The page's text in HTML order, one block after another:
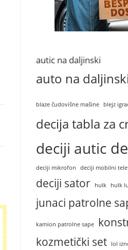
autic na daljinski
auto na
blaze čudovišne mašine blejz
decija tabla za
deciji autic
deciji mikrofon deciji mobilni
deciji sator hulk hulk
junaci patrolne
kamion patrolne sape
kozmetički set
lol